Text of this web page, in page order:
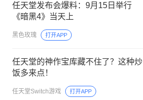
任天堂发布会爆料：9月15日举行
《暗黑4》当天上
黑色玫瑰 打开APP
任天堂的神作宝库藏不住了？这种炒
饭多来点！
任天堂Switch游戏 打开APP